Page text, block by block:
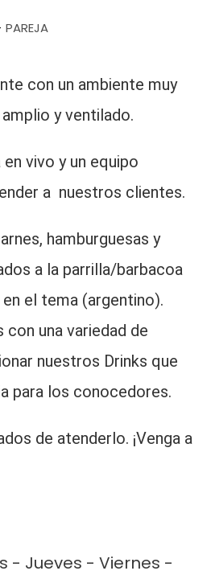
PAREJA
con un ambiente muy
y ventilado.
vivo y un equipo
a nuestros clientes.
hamburguesas y
a la parrilla/barbacoa
el tema (argentino).
una variedad de
nuestros Drinks que
para los conocedores.
de atenderlo. ¡Venga a
- Jueves - Viernes -